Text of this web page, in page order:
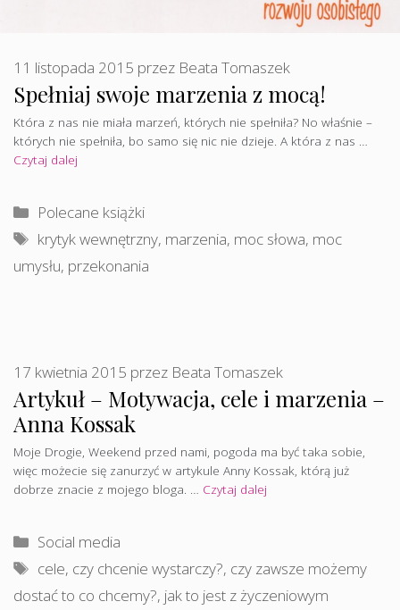
Spełniaj swoje marzenia z mocą!
11 listopada 2015 przez Beata Tomaszek
Która z nas nie miała marzeń, których nie spełniła? No właśnie –
których nie spełniła, bo samo się nic nie dzieje. A która z nas …
Czytaj dalej
Kategorie
Polecane książki
Tagi
krytyk wewnętrzny, marzenia, moc słowa, moc
umysłu, przekonania
Artykuł – Motywacja, cele i marzenia –
Anna Kossak
17 kwietnia 2015 przez Beata Tomaszek
Moje Drogie, Weekend przed nami, pogoda ma być taka sobie,
więc możecie się zanurzyć w artykule Anny Kossak, którą już
dobrze znacie z mojego bloga. … Czytaj dalej
Kategorie
Social media
Tagi
cele, czy chcenie wystarczy?, czy zawsze możemy
dostać to co chcemy?, jak to jest z życzeniowym